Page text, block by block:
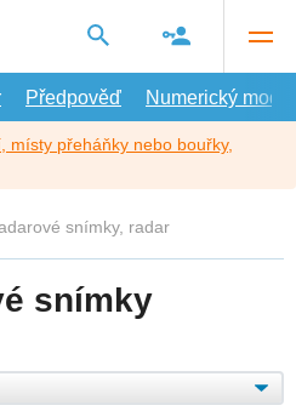
Předpověď Numerický model
místy přeháňky nebo bouřky,
snímky, radar
snímky